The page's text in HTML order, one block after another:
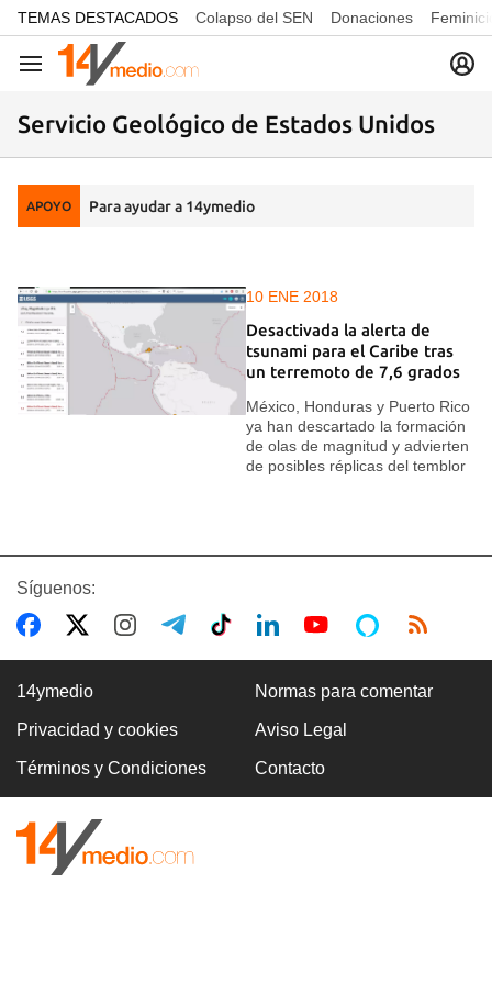
common.go-to-content
TEMAS DESTACADOS Colapso del SEN Donaciones
Navegación
Servicio Geológico de Estados Unidos
APOYO Para ayudar a 14ymedio
10 ENE 2018
Desactivada la alerta de
tsunami para el Caribe tras
un terremoto de 7,6 grados
México, Honduras y Puerto Rico
ya han descartado la formación
de olas de magnitud y advierten
de posibles réplicas del temblor
Síguenos:
14ymedio Normas para comentar
Privacidad y cookies Aviso Legal
Términos y Condiciones Contacto